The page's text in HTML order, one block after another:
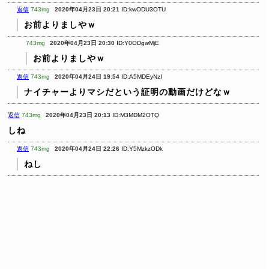
返信 743mg 2020年04月23日 20:21 ID:kwODU3OTU
お前よりましやｗ
743mg 2020年04月23日 20:30 ID:Y0ODgwMjE
お前よりましやｗ
返信 743mg 2020年04月24日 19:54 ID:A5MDEyNzI
ナイチャーよりマシだという証明の動画だけどなｗ
返信 743mg 2020年04月23日 20:13 ID:M3MDM2OTQ
しね
返信 743mg 2020年04月24日 22:26 ID:Y5MzkzODk
ねし